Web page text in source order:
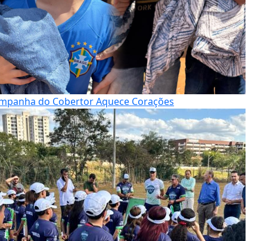
do Cobertor Aquece Corações